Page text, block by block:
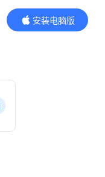
安装电脑版
内容更精彩